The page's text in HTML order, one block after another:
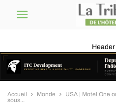
Accueil Monde
USA | Motel One
sous...